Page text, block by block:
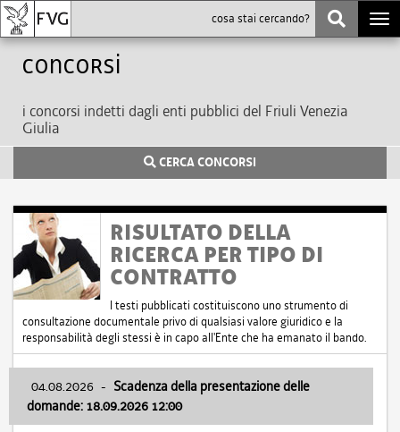
Concorsi
i concorsi indetti dagli enti pubblici del Friuli Venezia
Giulia
CERCA CONCORSI
RISULTATO DELLA
RICERCA PER TIPO DI
CONTRATTO
I testi pubblicati costituiscono uno strumento di
consultazione documentale privo di qualsiasi valore giuridico e la
responsabilità degli stessi è in capo all'Ente che ha emanato il bando.
04.08.2026 - Scadenza della presentazione delle
domande: 18.09.2026 12:00